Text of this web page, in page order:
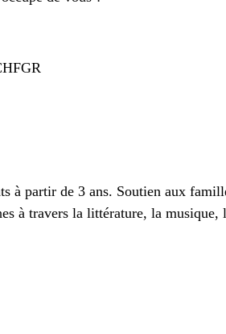
à partir de 3 ans. Soutien aux
à travers la littérature, la musique,